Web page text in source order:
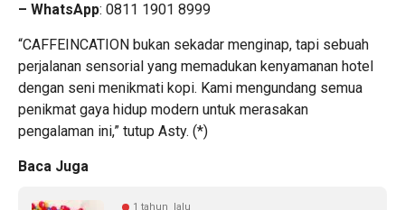
– WhatsApp: 0811 1901 8999
“CAFFEINCATION bukan sekadar menginap, tapi sebuah
perjalanan sensorial yang memadukan kenyamanan hotel
dengan seni menikmati kopi. Kami mengundang semua
penikmat gaya hidup modern untuk merasakan
pengalaman ini,” tutup Asty. (*)
Baca Juga
1 tahun lalu